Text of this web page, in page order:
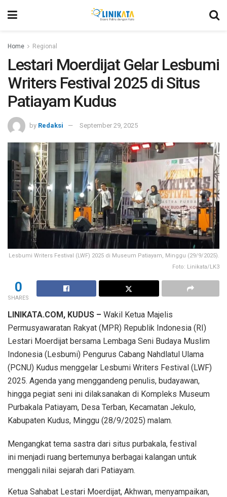
Home Regional
Lestari Moerdijat Gelar Lesbumi
Writers Festival 2025 di Situs
Patiayam Kudus
by Redaksi September 29, 2025
Lesbumi Writers Festival (LWF) 2025 di Museum Patiayam, Minggu (29/9/2025).
Foto: Linikata/LK3
0
SHARES
LINIKATA.COM, KUDUS – Wakil Ketua Majelis
Permusyawaratan Rakyat (MPR) Republik Indonesia (RI)
Lestari Moerdijat bersama Lembaga Seni Budaya Muslim
Indonesia (Lesbumi) Pengurus Cabang Nahdlatul Ulama
(PCNU) Kudus menggelar Lesbumi Writers Festival (LWF)
2025. Agenda yang menggandeng penulis, budayawan,
hingga pegiat seni ini dilaksanakan di Kompleks Museum
Purbakala Patiayam, Desa Terban, Kecamatan Jekulo,
Kabupaten Kudus, Minggu (28/9/2025) malam.
Mengangkat tema sastra dari situs purbakala, festival
ini menjadi ruang bertemunya berbagai kalangan untuk
menggali nilai sejarah dari Patiayam.
Ketua Sahabat Lestari Moerdijat, Akhwan, menyampaikan,